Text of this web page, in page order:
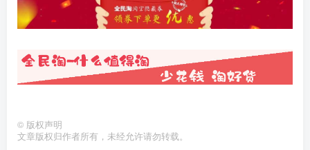
© 版权声明
文章版权归作者所有，未经允许请勿转载。